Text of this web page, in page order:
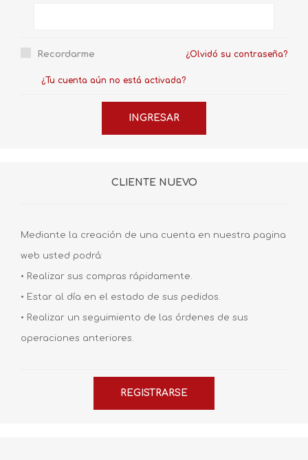
Recordarme ¿Olvidó su contraseña?
¿Tu cuenta aún no está activada?
CLIENTE NUEVO
Mediante la creación de una cuenta en nuestra pagina
web usted podrá:
• Realizar sus compras rápidamente.
• Estar al día en el estado de sus pedidos.
• Realizar un seguimiento de las órdenes de sus
operaciones anteriores.